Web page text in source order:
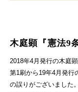
木庭顕『憲法9
2018年4月発行の木庭
第1刷から19年4月発行
の誤りがございました